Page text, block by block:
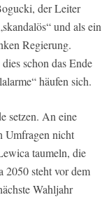
der Leiter
und als ein
Regierung.
schon das Ende
häufen sich.
setzen. An eine
Umfragen nicht
taumeln, die
2050 steht vor dem
Wahljahr